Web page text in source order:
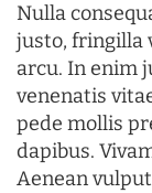
Nulla
justo, fringilla
arcu. In enim
venenatis
pede mollis
dapibus.
Aenean